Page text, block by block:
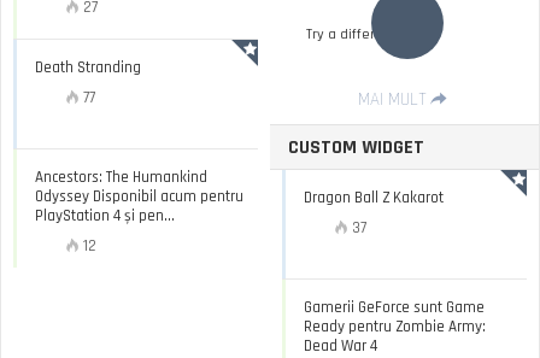
27
Death Stranding
77
Ancestors: The Humankind
Odyssey Disponibil acum pentru
PlayStation 4 și pen...
12
Try a different filter
MAI MULT
CUSTOM WIDGET
Dragon Ball Z Kakarot
37
Gamerii GeForce sunt Game
Ready pentru Zombie Army:
Dead War 4